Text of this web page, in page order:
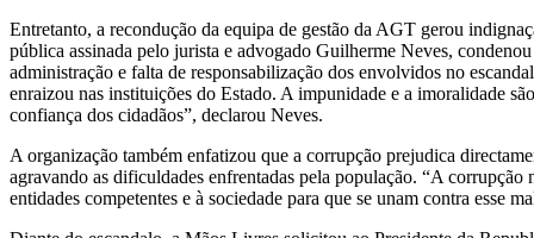
Entretanto, a recondução da equipa de gestão da AGT gerou
pública assinada pelo jurista e advogado Guilherme Neves,
administração e falta de responsabilização dos envolvidos no
enraizou nas instituições do Estado. A impunidade e a imoralidade
confiança dos cidadãos”, declarou Neves.
A organização também enfatizou que a corrupção prejudica
agravando as dificuldades enfrentadas pela população. “A
entidades competentes e à sociedade para que se unam contra esse